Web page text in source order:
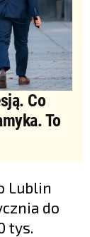
Co
To
Lublin
do
tys.